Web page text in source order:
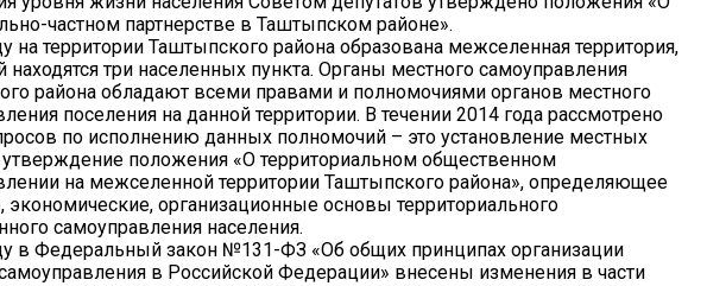
частном партнерстве в Таштыпском районе».
на территории Таштыпского района образована межселенная территория,
находятся три населенных пункта. Органы местного самоуправления
района обладают всеми правами и полномочиями органов местного
поселения на данной территории. В течении 2014 года рассмотрено
по исполнению данных полномочий – это установление местных
утверждение положения «О территориальном общественном
на межселенной территории Таштыпского района», определяющее
экономические, организационные основы территориального
самоуправления населения.
в Федеральный закон №131-ФЗ «Об общих принципах организации
в Российской Федерации» внесены изменения в части